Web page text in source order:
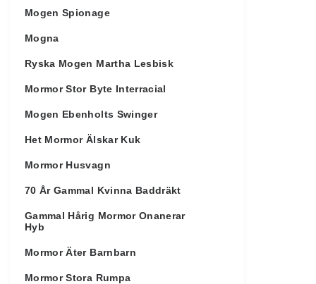
Mogen Spionage
Mogna
Ryska Mogen Martha Lesbisk
Mormor Stor Byte Interracial
Mogen Ebenholts Swinger
Het Mormor Älskar Kuk
Mormor Husvagn
70 År Gammal Kvinna Baddräkt
Gammal Hårig Mormor Onanerar
Hyb
Mormor Äter Barnbarn
Mormor Stora Rumpa